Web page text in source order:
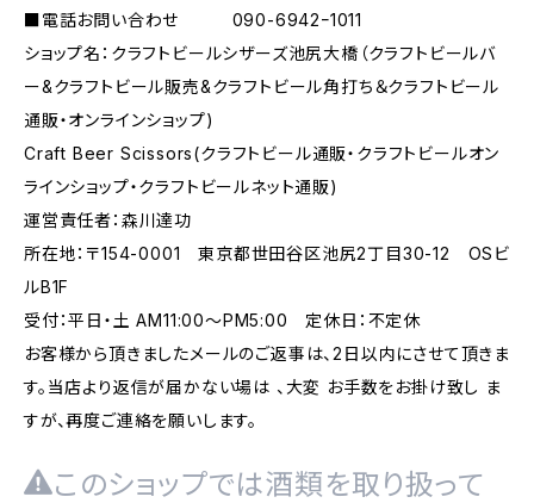
■電話お問い合わせ 090-6942ｰ1011
ショップ名：クラフトビールシザーズ池尻大橋（クラフトビールバ
ー&クラフトビール販売&クラフトビール角打ち＆クラフトビール
通販・オンラインショップ)
Craft Beer Scissors(クラフトビール通販・クラフトビールオン
ラインショップ・クラフトビールネット通販)
運営責任者：森川達功
所在地：〒154-0001 東京都世田谷区池尻2丁目30-12 OSビ
ルB1F
受付：平日・土 AM11:00～PM5:00 定休日：不定休
お客様から頂きましたメールのご返事は、2日以内にさせて頂きま
す。当店より返信が届かない場は 、大変 お手数をお掛け致し ま
すが、再度ご連絡を願いします。
このショップでは酒類を取り扱って